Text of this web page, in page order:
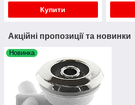
Купити
Акційні пропозиції та новинки
Новинка